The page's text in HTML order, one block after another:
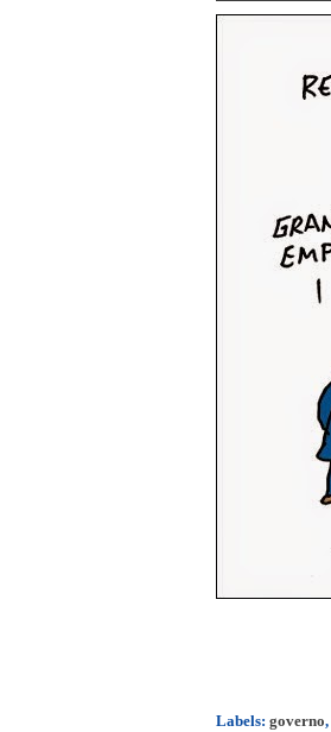
Labels: governo,